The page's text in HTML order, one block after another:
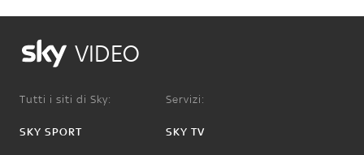
VIDEO
Tutti i siti di Sky:
SKY SPORT
Servizi:
SKY TV